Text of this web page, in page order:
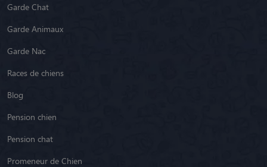
Garde Chat
Garde Animaux
Garde Nac
Races de chiens
Blog
Pension chien
Pension chat
Promeneur de Chien